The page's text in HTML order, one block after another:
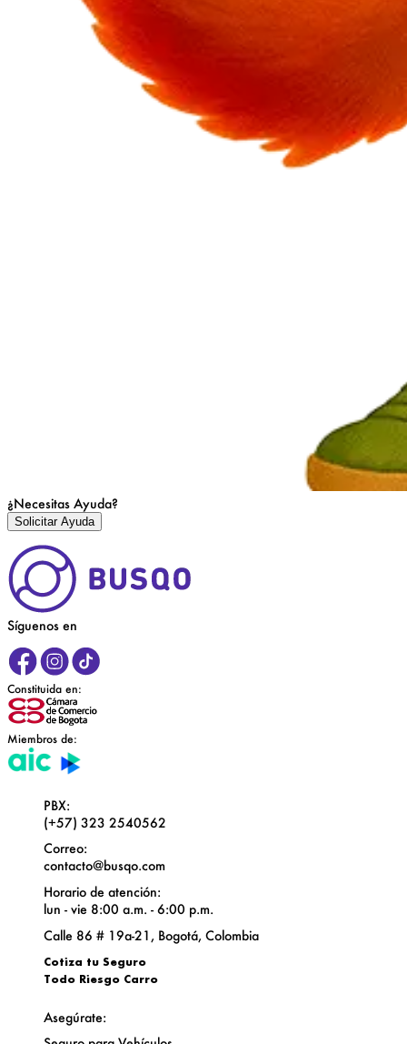
¿Necesitas Ayuda?
Solicitar Ayuda
Síguenos en
Constituida en:
Miembros de:
PBX:
(+57) 323 2540562
Correo:
contacto@busqo.com
Horario de atención:
lun - vie 8:00 a.m. - 6:00 p.m.
Calle 86 # 19a-21, Bogotá, Colombia
Cotiza tu Seguro
Todo Riesgo Carro
Asegúrate: